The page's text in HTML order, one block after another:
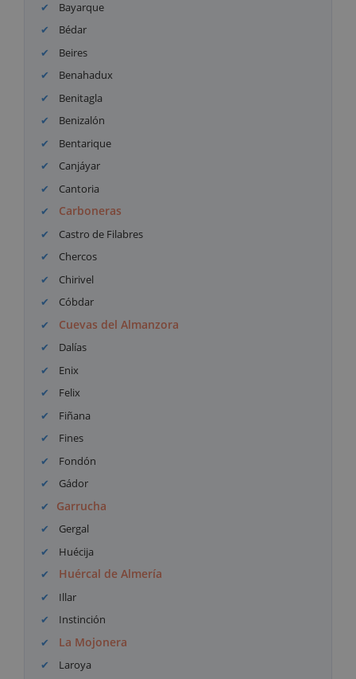
Bayarque
Bédar
Beires
Benahadux
Benitagla
Benizalón
Bentarique
Canjáyar
Cantoria
Carboneras
Castro de Filabres
Chercos
Chirivel
Cóbdar
Cuevas del Almanzora
Dalías
Enix
Felix
Fiñana
Fines
Fondón
Gádor
Garrucha
Gergal
Huécija
Huércal de Almería
Illar
Instinción
La Mojonera
Laroya